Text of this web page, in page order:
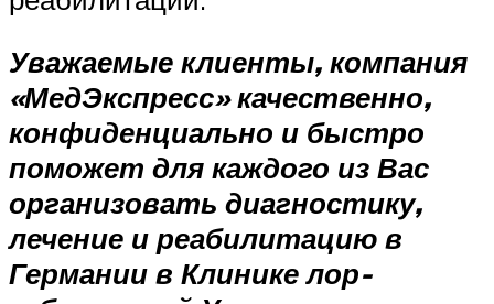
Уважаемые клиенты, компания
«МедЭкспресс» качественно,
конфиденциально и быстро
поможет для каждого из Вас
организовать диагностику,
лечение и реабилитацию в
Германии в Клинике лор-